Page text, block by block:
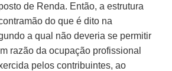
de Renda. Então, a estrutura
do que é dito na
a qual não deveria se permitir
razão da ocupação profissional
pelos contribuintes, ao